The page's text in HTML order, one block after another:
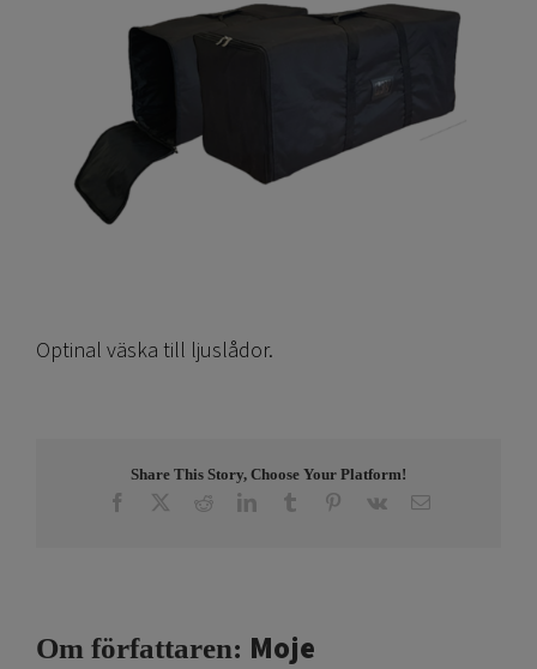
Optinal väska till ljuslådor.
Share This Story, Choose Your Platform!
Facebook RedditLinkedInTumblr Pinterest
Vk E-
Om författaren: Moje